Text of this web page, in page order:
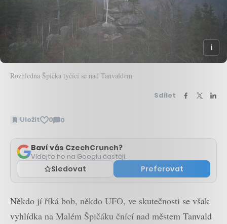
Rozhledna Špička tyčící se nad Tanvaldem
Sdílet
Uložit 0 0
Zobrazit
Baví vás CzechCrunch?
Vídejte ho na Googlu častěji.
Sledovat Preferovat
Někdo jí říká bob, někdo UFO, ve skutečnosti se však
vyhlídka na Malém Špičáku čnící nad městem Tanvald